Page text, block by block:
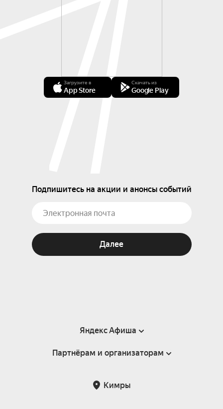
Загрузите в
App Store
Скачать из
Google Play
Подпишитесь на акции и анонсы событий
Далее
Яндекс Афиша
Справка
Подарочные сертификаты
Партнёрам и организаторам
Кимры